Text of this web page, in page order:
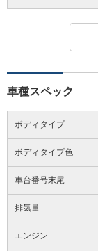
車種スペック
ボディタイプ
ボディタイプ色
車台番号末尾
排気量
エンジン